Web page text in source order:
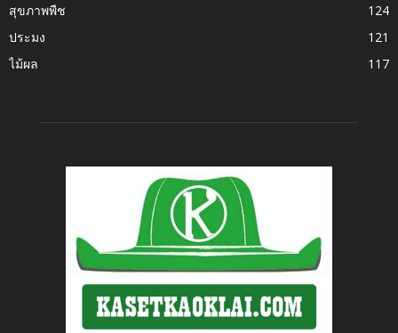
สุขภาพพืช
124
ประมง
121
ไม้ผล
117